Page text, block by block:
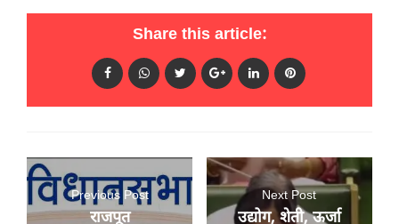
Share this article:
Previous Post
राजपूत
Next Post
उद्योग, शेती, ऊर्जा